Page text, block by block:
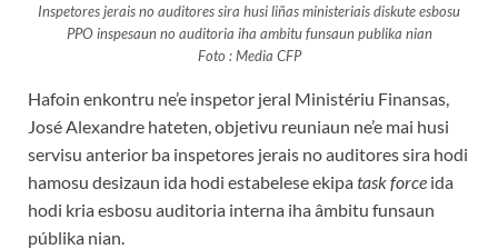
Inspetores jerais no auditores sira husi liñas ministeriais diskute esbosu
PPO inspesaun no auditoria iha ambitu funsaun publika nian
Foto : Media CFP
Hafoin enkontru ne’e inspetor jeral Ministériu Finansas,
José Alexandre hateten, objetivu reuniaun ne’e mai husi
servisu anterior ba inspetores jerais no auditores sira hodi
hamosu desizaun ida hodi estabelese ekipatask force ida
hodi kria esbosu auditoria interna iha âmbitu funsaun
públika nian.